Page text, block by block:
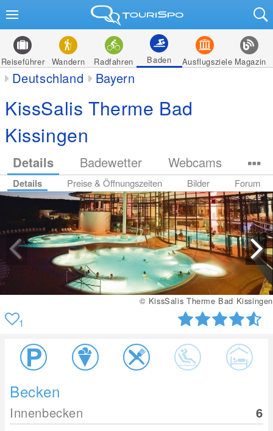
Reiseführer Wandern Radfahren Baden Ausflugsziele Magazin
Deutschland Bayern
KissSalis Therme Bad
Kissingen
Details Badewetter Webcams
Details Preise & Öffnungszeiten Bilder Forum
©
1
Becken
Innenbecken
6